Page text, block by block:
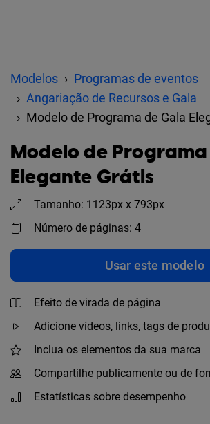
Modelos
Programas de eventos
Angariação de Recursos e Gala
Modelo de Programa de Gala
Modelo de
Elegante Grátis
Tamanho: 1123px x 793px
Número de páginas: 4
Usar este modelo
Efeito de virada de página
Adicione vídeos, links, tags de
Inclua os elementos da sua marca
Compartilhe publicamente ou de
Estatísticas sobre desempenho